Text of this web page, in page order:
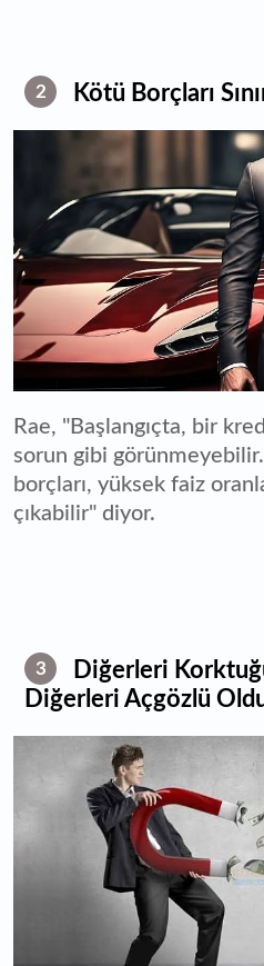
2 Kötü Borçları
Rae, "Başlangıçta, bir
sorun gibi
borçları, yüksek faiz
çıkabilir" diyor.
3
Diğerleri
Diğerleri Açgözlü